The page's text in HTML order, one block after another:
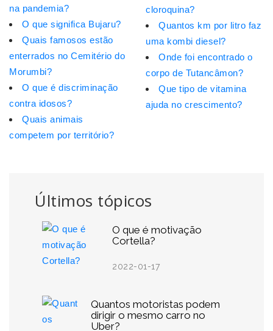
Últimos tópicos
O que é motivação
Cortella?
2022-01-17
Quantos motoristas podem
dirigir o mesmo carro no
Uber?
na pandemia?
O que significa Bujaru?
Quais famosos estão
enterrados no Cemitério do
Morumbi?
O que é discriminação
contra idosos?
Quais animais
competem por território?
cloroquina?
Quantos km por litro faz
uma kombi diesel?
Onde foi encontrado o
corpo de Tutancâmon?
Que tipo de vitamina
ajuda no crescimento?